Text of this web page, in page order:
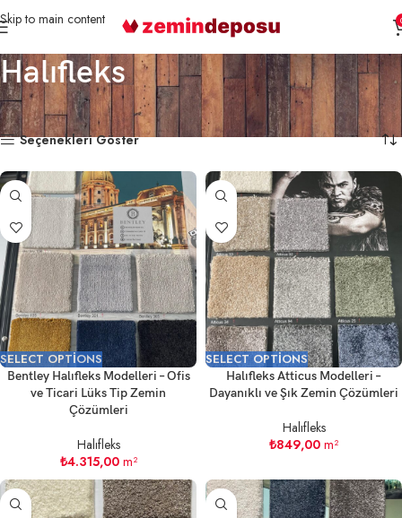
Skip to main content
Halıfleks
Ana Sayfa Halıfleks 11 sonucun tümü gösteriliyor
Seçenekleri Göster
SELECT OPTIONS
Bentley Halıfleks Modelleri – Ofis
ve Ticari Lüks Tip Zemin
Çözümleri
Halıfleks
₺4.315,00m²
SELECT OPTIONS
Halıfleks Atticus Modelleri –
Dayanıklı ve Şık Zemin Çözümleri
Halıfleks
₺849,00 m²